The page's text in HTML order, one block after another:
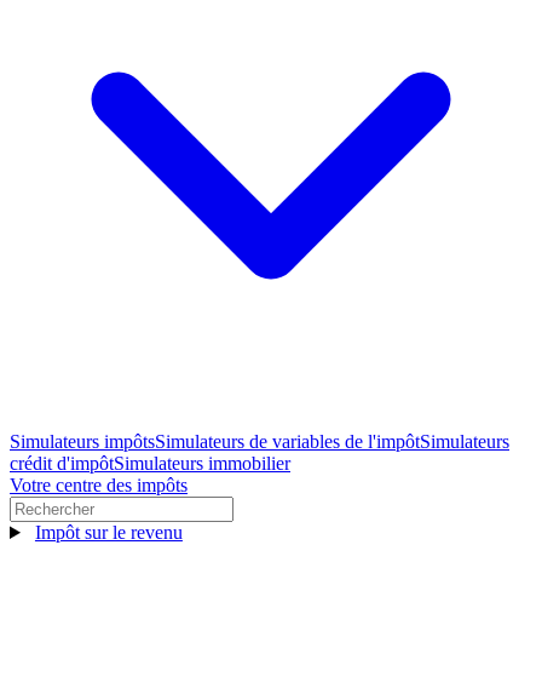
Simulateurs impôtsSimulateurs de variables de l'impôtSimulateurs
crédit d'impôtSimulateurs immobilier
Votre centre des impôts
Impôt sur le revenu